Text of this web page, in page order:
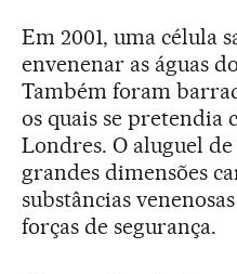
Em 2001, uma célula
envenenar as águas
Também foram
os quais se
Londres. O aluguel
grandes dimensões
substâncias
forças de segurança.